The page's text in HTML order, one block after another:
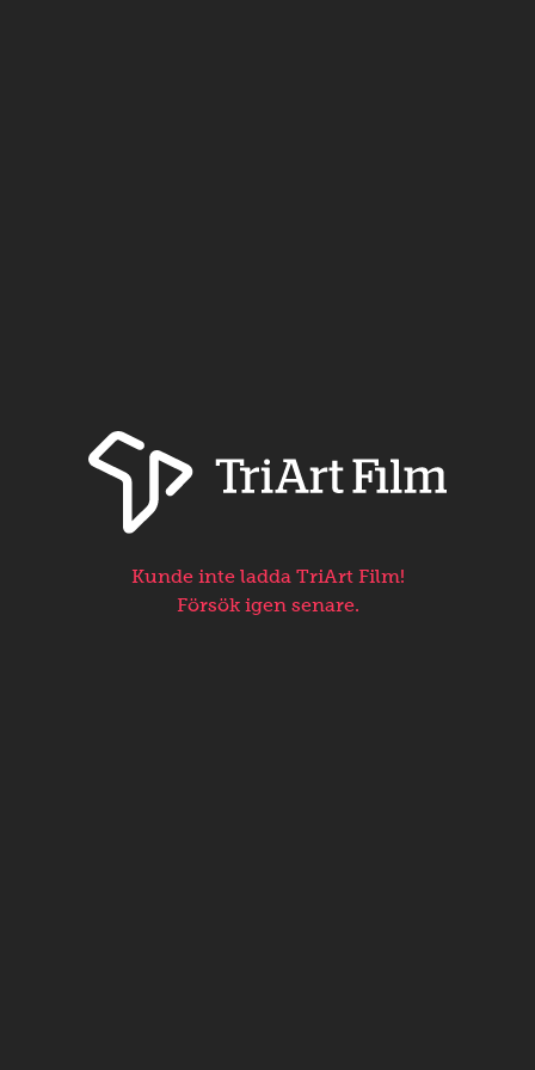
Kunde inte ladda TriArt Film!
Försök igen senare.